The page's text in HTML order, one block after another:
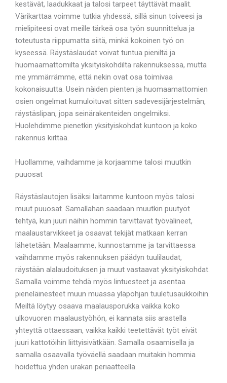
kestävät, laadukkaat ja talosi tarpeet täyttävät maalit.
Värikarttaa voimme tutkia yhdessä, sillä sinun toiveesi ja
mielipiteesi ovat meille tärkeä osa työn suunnittelua ja
toteutusta riippumatta siitä, minkä kokoinen työ on
kyseessä. Räystäslaudat voivat tuntua pieniltä ja
huomaamattomilta yksityiskohdilta rakennuksessa, mutta
me ymmärrämme, että nekin ovat osa toimivaa
kokonaisuutta. Usein näiden pienten ja huomaamattomien
osien ongelmat kumuloituvat sitten sadevesijärjestelmän,
räystäslipan, jopa seinärakenteiden ongelmiksi.
Huolehdimme pienetkin yksityiskohdat kuntoon ja koko
rakennus kiittää.
Huollamme, vaihdamme ja korjaamme talosi muutkin
puuosat
Räystäslautojen lisäksi laitamme kuntoon myös talosi
muut puuosat. Samallahan saadaan muutkin puutyöt
tehtyä, kun juuri näihin hommin tarvittavat työvälineet,
maalaustarvikkeet ja osaavat tekijät matkaan kerran
lähetetään. Maalaamme, kunnostamme ja tarvittaessa
vaihdamme myös rakennuksen päädyn tuulilaudat,
räystään alalaudoituksen ja muut vastaavat yksityiskohdat.
Samalla voimme tehdä myös lintuesteet ja asentaa
pieneläinesteet muun muassa yläpohjan tuuletusaukkoihin.
Meiltä löytyy osaava maalausporukka vaikka koko
ulkovuoren maalaustyöhön, ei kannata siis arastella
yhteyttä ottaessaan, vaikka kaikki teetettävät työt eivät
juuri kattotöihin liittyisivätkään. Samalla osaamisella ja
samalla osaavalla työväellä saadaan muitakin hommia
hoidettua yhden urakan periaatteella.